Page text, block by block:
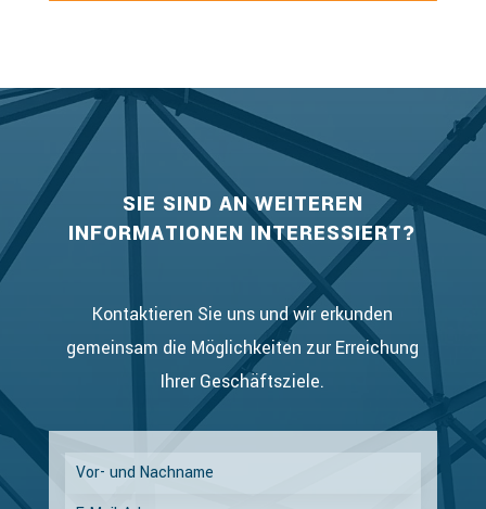
SIE SIND AN WEITEREN
INFORMATIONEN INTERESSIERT?
Kontaktieren Sie uns und wir erkunden
gemeinsam die Möglichkeiten zur Erreichung
Ihrer Geschäftsziele.